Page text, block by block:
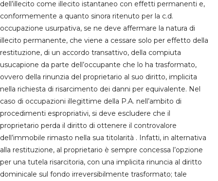
dell’illecito come illecito istantaneo con effetti permanenti e,
conformemente a quanto sinora ritenuto per la c.d.
occupazione usurpativa, se ne deve affermare la natura di
illecito permanente, che viene a cessare solo per effetto della
restituzione, di un accordo transattivo, della compiuta
usucapione da parte dell’occupante che lo ha trasformato,
ovvero della rinunzia del proprietario al suo diritto, implicita
nella richiesta di risarcimento dei danni per equivalente. Nel
caso di occupazioni illegittime della P.A. nell’ambito di
procedimenti espropriativi, si deve escludere che il
proprietario perda il diritto di ottenere il controvalore
dell’immobile rimasto nella sua titolarità . Infatti, in alternativa
alla restituzione, al proprietario è sempre concessa l’opzione
per una tutela risarcitoria, con una implicita rinuncia al diritto
dominicale sul fondo irreversibilmente trasformato; tale